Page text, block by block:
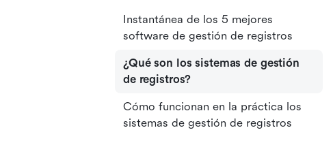
Instantánea de los 5 mejores
software de gestión de registros
¿Qué son los sistemas de gestión
de registros?
Cómo funcionan en la práctica los
sistemas de gestión de registros